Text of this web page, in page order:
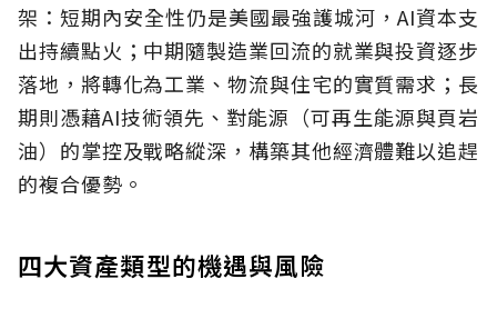
架：短期內安全性仍是美國最強護城河，AI資本支
出持續點火；中期隨製造業回流的就業與投資逐步
落地，將轉化為工業、物流與住宅的實質需求；長
期則憑藉AI技術領先、對能源（可再生能源與頁岩
油）的掌控及戰略縱深，構築其他經濟體難以追趕
的複合優勢。
四大資產類型的機遇與風險